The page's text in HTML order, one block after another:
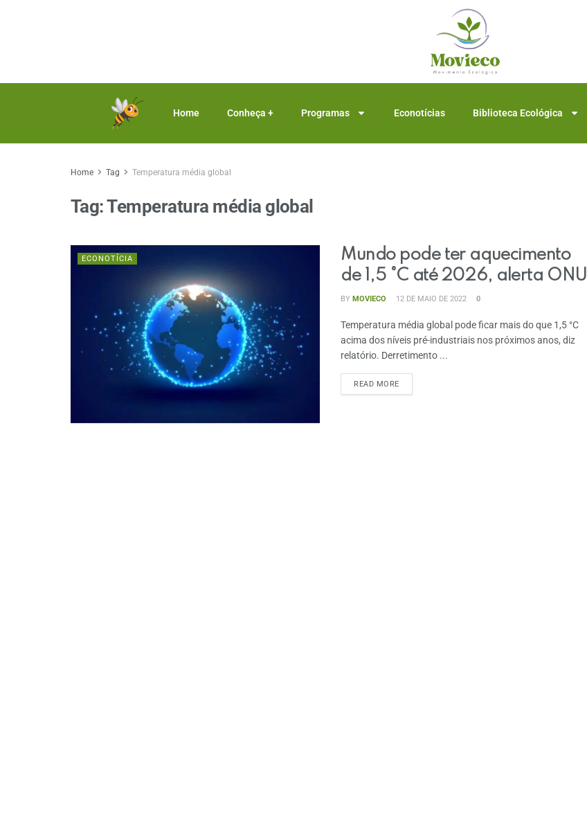
Home Conheça + Programas Econotícias Biblioteca Ecológica
Home Tag Temperatura média global
Tag:Temperatura média global
ECONOTÍCIA
Mundo pode ter aquecimento
de 1,5 °C até 2026, alerta ONU
BY MOVIECO 12 DE MAIO DE 2022 0
Temperatura média global pode ficar mais do que 1,5 °C
acima dos níveis pré-industriais nos próximos anos, diz
relatório. Derretimento ...
READ MORE